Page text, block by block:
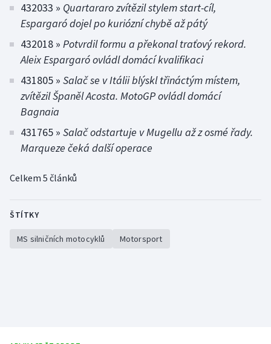
432033 » Quartararo zvítězil stylem start-cíl,
Espargaró dojel po kuriózní chybě až pátý
432018 » Potvrdil formu a překonal traťový rekord.
Aleix Espargaró ovládl domácí kvalifikaci
431805 » Salač se v Itálii blýskl třináctým místem,
zvítězil Španěl Acosta. MotoGP ovládl domácí
Bagnaia
431765 » Salač odstartuje v Mugellu až z osmé řady.
Marqueze čeká další operace
Celkem 5 článků
ŠTÍTKY
MS silničních motocyklů Motorsport